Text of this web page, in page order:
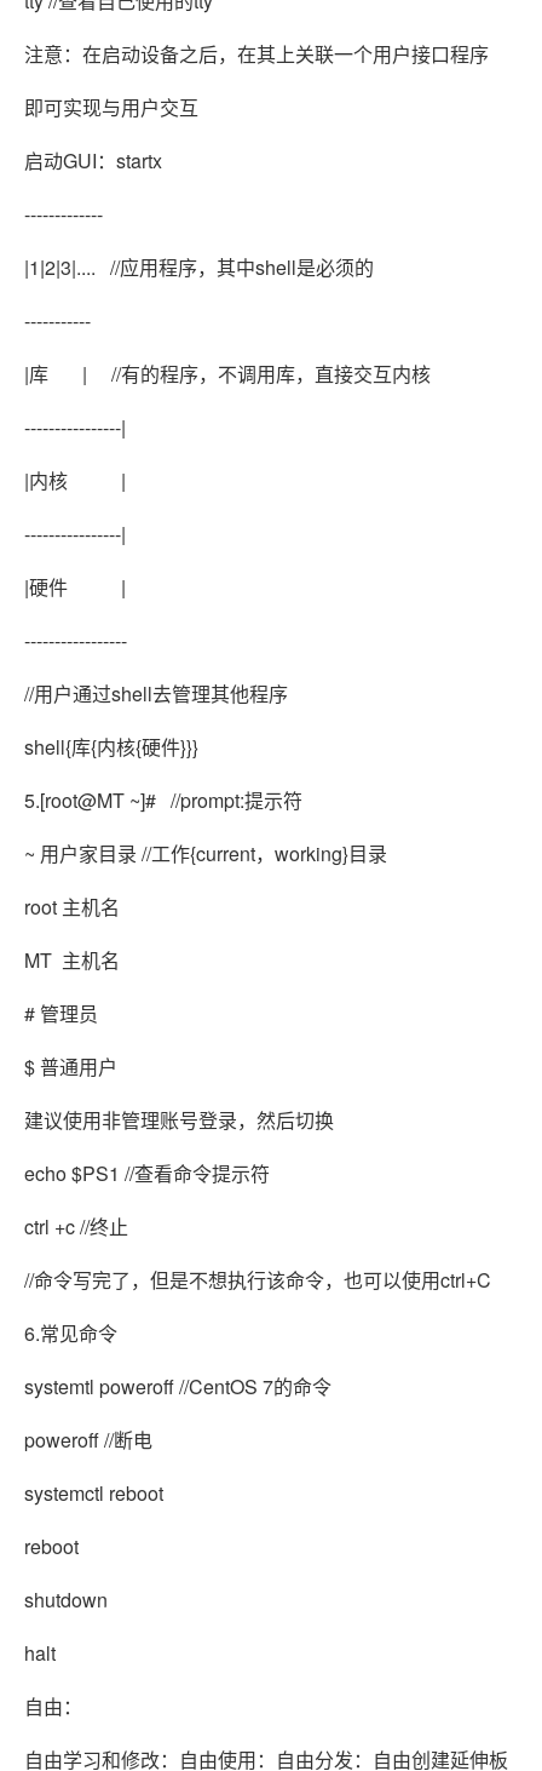
注意：在启动设备之后，在其上关联一个用户接口程序
即可实现与用户交互
启动GUI：startx
-------------
|1|2|3|.... //应用程序，其中shell是必须的
-----------
|库 | //有的程序，不调用库，直接交互内核
----------------|
|内核 |
----------------|
|硬件 |
-----------------
//用户通过shell去管理其他程序
shell{库{内核{硬件}}}
5.[root@MT ~]# //prompt:提示符
~ 用户家目录 //工作{current，working}目录
root 主机名
MT 主机名
# 管理员
$ 普通用户
建议使用非管理账号登录，然后切换
echo $PS1 //查看命令提示符
ctrl +c //终止
//命令写完了，但是不想执行该命令，也可以使用ctrl+C
6.常见命令
systemtl poweroff //CentOS 7的命令
poweroff //断电
systemctl reboot
reboot
shutdown
halt
自由：
自由学习和修改：自由使用：自由分发：自由创建延伸板